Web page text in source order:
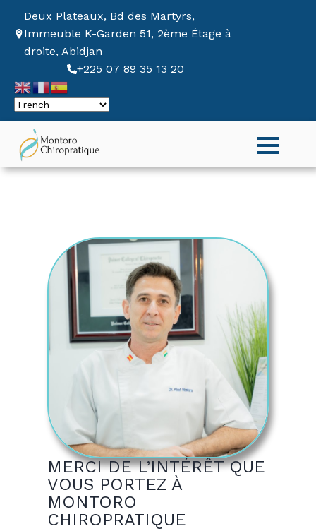
Deux Plateaux, Bd des Martyrs,
Immeuble K-Garden 51, 2ème Étage à
droite, Abidjan
+225 07 89 35 13 20
MERCI DE L’INTÉRÊT QUE
VOUS PORTEZ À
MONTORO
CHIROPRATIQUE